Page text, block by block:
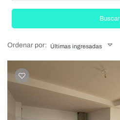
Buscar
Ordenar por: Últimas ingresadas